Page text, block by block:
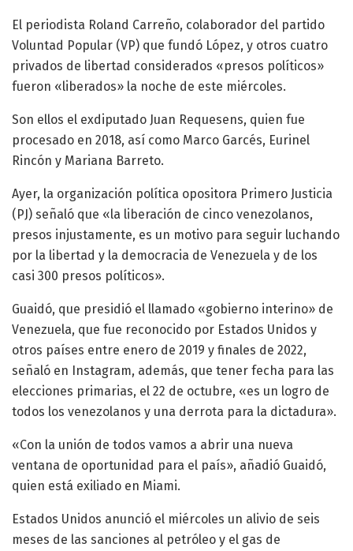
El periodista Roland Carreño, colaborador del partido
Voluntad Popular (VP) que fundó López, y otros cuatro
privados de libertad considerados «presos políticos»
fueron «liberados» la noche de este miércoles.
Son ellos el exdiputado Juan Requesens, quien fue
procesado en 2018, así como Marco Garcés, Eurinel
Rincón y Mariana Barreto.
Ayer, la organización política opositora Primero Justicia
(PJ) señaló que «la liberación de cinco venezolanos,
presos injustamente, es un motivo para seguir luchando
por la libertad y la democracia de Venezuela y de los
casi 300 presos políticos».
Guaidó, que presidió el llamado «gobierno interino» de
Venezuela, que fue reconocido por Estados Unidos y
otros países entre enero de 2019 y finales de 2022,
señaló en Instagram, además, que tener fecha para las
elecciones primarias, el 22 de octubre, «es un logro de
todos los venezolanos y una derrota para la dictadura».
«Con la unión de todos vamos a abrir una nueva
ventana de oportunidad para el país», añadió Guaidó,
quien está exiliado en Miami.
Estados Unidos anunció el miércoles un alivio de seis
meses de las sanciones al petróleo y el gas de